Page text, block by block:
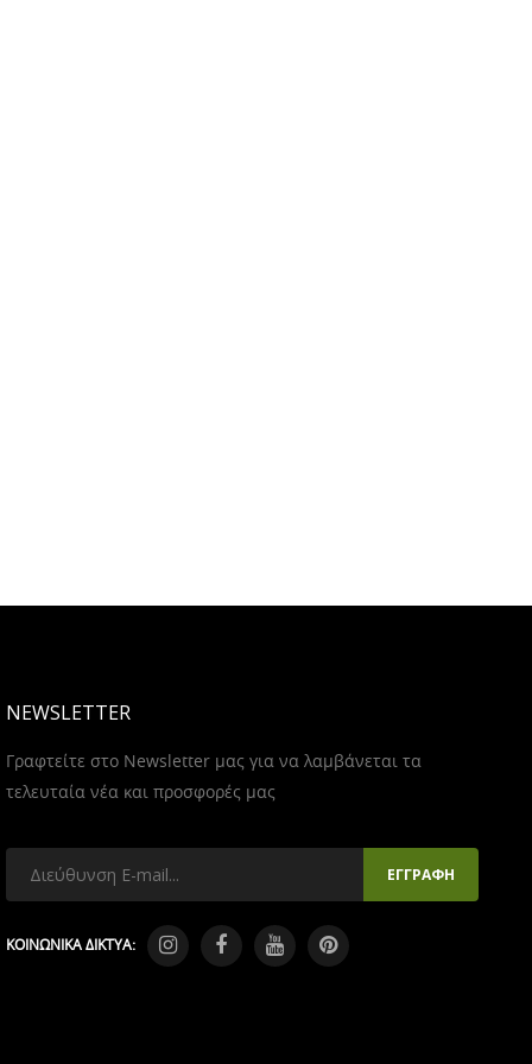
NEWSLETTER
Γραφτείτε στο Newsletter μας για να λαμβάνεται τα
τελευταία νέα και προσφορές μας
ΚΟΙΝΩΝΙΚΑ ΔΙΚΤΥΑ: